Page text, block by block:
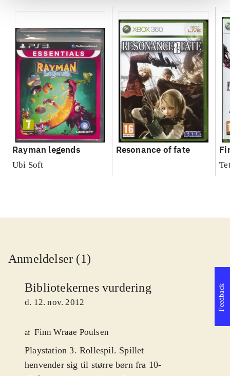
Rayman legends
Ubi Soft
Resonance of fate
Anmeldelser (1)
Bibliotekernes vurdering
d. 12. nov. 2012
af Finn Wraae Poulsen
Playstation 3. Rollespil. Spillet
henvender sig til større børn fra 10-
Feedback